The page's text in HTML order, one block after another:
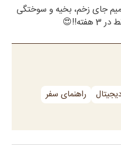
جای زخم، بخیه و سوختگی
3 هفته!!😍
راهنمای سفر